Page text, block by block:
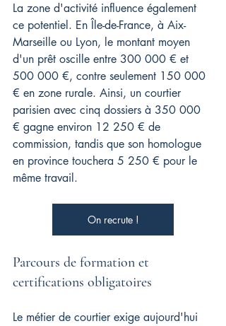
La zone d'activité influence également
ce potentiel. En Île-de-France, à Aix-
Marseille ou Lyon, le montant moyen
d'un prêt oscille entre 300 000 € et
500 000 €, contre seulement 150 000
€ en zone rurale. Ainsi, un courtier
parisien avec cinq dossiers à 350 000
€ gagne environ 12 250 € de
commission, tandis que son homologue
en province touchera 5 250 € pour le
même travail.
On recrute !
Parcours de formation et
certifications obligatoires
Le métier de courtier exige aujourd'hui